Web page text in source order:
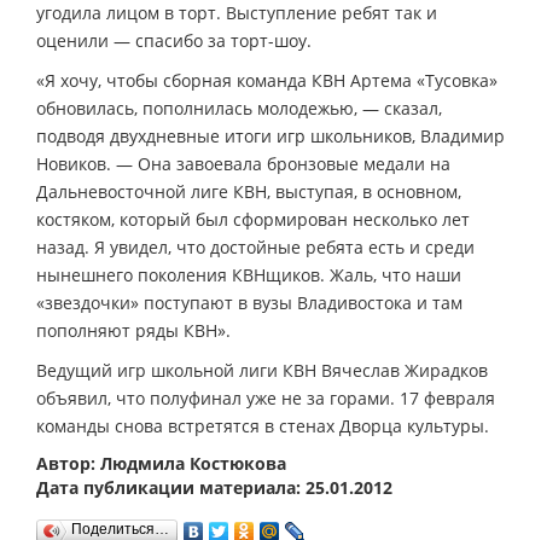
угодила лицом в торт. Выступление ребят так и
оценили — спасибо за торт-шоу.
«Я хочу, чтобы сборная команда КВН Артема «Тусовка»
обновилась, пополнилась молодежью, — сказал,
подводя двухдневные итоги игр школьников, Владимир
Новиков. — Она завоевала бронзовые медали на
Дальневосточной лиге КВН, выступая, в основном,
костяком, который был сформирован несколько лет
назад. Я увидел, что достойные ребята есть и среди
нынешнего поколения КВНщиков. Жаль, что наши
«звездочки» поступают в вузы Владивостока и там
пополняют ряды КВН».
Ведущий игр школьной лиги КВН Вячеслав Жирадков
объявил, что полуфинал уже не за горами. 17 февраля
команды снова встретятся в стенах Дворца культуры.
Автор: Людмила Костюкова
Дата публикации материала: 25.01.2012
Поделиться…